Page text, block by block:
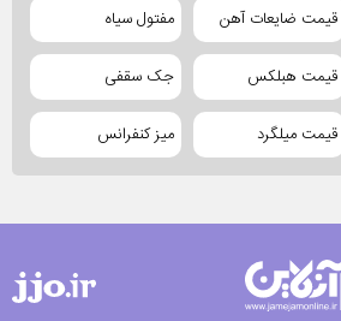
قیمت ضایعات آهن مفتول سیاه
قیمت هبلکس جک سقفی
قیمت میلگرد میز کنفرانس